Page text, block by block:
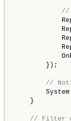
//
});
//
}
// Filter